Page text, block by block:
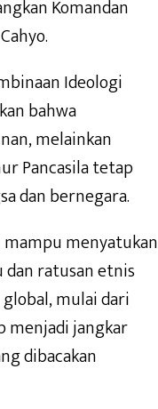
Komandan
Ideologi
bahwa
melainkan
Pancasila tetap
dan bernegara.
menyatukan
ratusan etnis
mulai dari
menjadi jangkar
dibacakan